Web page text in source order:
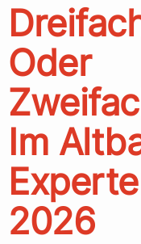
Oder
Im
2026